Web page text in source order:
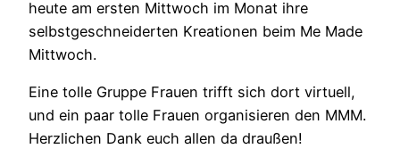
heute am ersten Mittwoch im Monat ihre
selbstgeschneiderten Kreationen beim Me Made
Mittwoch.
Eine tolle Gruppe Frauen trifft sich dort virtuell,
und ein paar tolle Frauen organisieren den MMM.
Herzlichen Dank euch allen da draußen!